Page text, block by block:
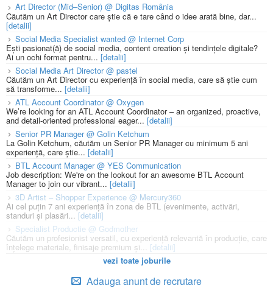
Art Director (Mid–Senior) @ Digitas România
Căutăm un Art Director care știe că e tare când o idee arată bine, dar...
[detalii]
Social Media Specialist wanted @ Internet Corp
Ești pasionat(ă) de social media, content creation și tendințele digitale?
Ai un ochi format pentru... [detalii]
Social Media Art Director @ pastel
Căutăm un Art Director cu experiență în social media, care să știe cum
să transforme... [detalii]
ATL Account Coordinator @ Oxygen
We’re looking for an ATL Account Coordinator – an organized, proactive,
and detail-oriented professional eager... [detalii]
Senior PR Manager @ Golin Ketchum
La Golin Ketchum, căutăm un Senior PR Manager cu minimum 5 ani
experiență, care știe... [detalii]
BTL Account Manager @ YES Communication
Job description: We're on the lookout for an awesome BTL Account
Manager to join our vibrant... [detalii]
3D Artist – Shopper Experience @ Mercury360
Ai cel puțin 7 ani experiență în zona de BTL (evenimente, activări,
standuri și plasări...[detalii]
Specialist Productie @ Godmother
Căutăm un profesionist versatil, cu experiență relevantă în producție, care
înțelege materiale, finisaje premium și... [detalii]
vezi toate joburile
Adauga anunt de recrutare